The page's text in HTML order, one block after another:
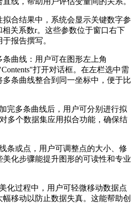
合结果中，系统会显示关键数字参
关系数r。这些参数位于窗口右下
报告撰写。
曲线：用户可在图形左上角
打开对话框。在左栏选中需
条曲线整合到同一坐标中，便于比
完多条曲线后，用户可分别进行拟
多个数据集应用拟合功能，确保结
条或点，用户可调整点的大小、修
化步骤能提升图形的可读性和专业
化过程中，用户可轻微移动数据点
移动以防止数据失真。这能帮助创